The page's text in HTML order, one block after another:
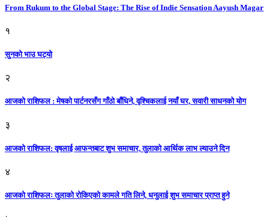
From Rukum to the Global Stage: The Rise of Indie Sensation Aayush Magar
१
सुनको भाउ घट्याे
२
आजको राशिफल : मेषको पार्टनरसँग गाँठो बाँधिने, वृश्चिकलाई नयाँ घर, सवारी साधनकाे याेग
३
आजकाे राशिफल: वृषलाई आफन्तबाट शुभ समाचार, तुलाकाे आर्थिक लाभ ल्याउने दिन
४
आजको राशिफलः तुलाकाे रोकिएको कामले गति लिने, धनुलाई शुभ समाचार प्राप्त हुने